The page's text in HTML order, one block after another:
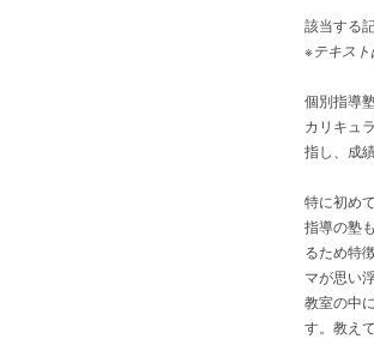
該当する
※テキスト
個別指導
カリキュ
指し、成
特に初め
指導の塾
るため特
マが思い
教室の中
す。教え